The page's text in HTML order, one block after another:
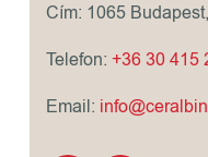
Cím: 1065
Telefon: +36 30 415
Email: